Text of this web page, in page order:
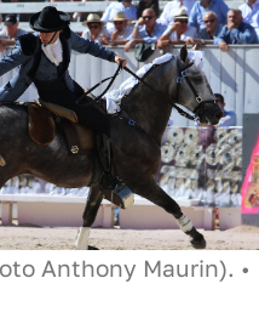
Anthony Maurin). •